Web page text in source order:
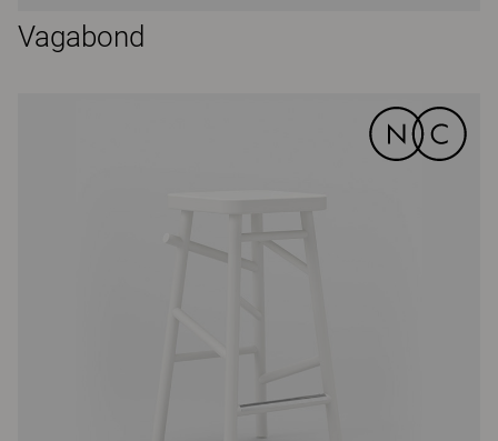
Vagabond